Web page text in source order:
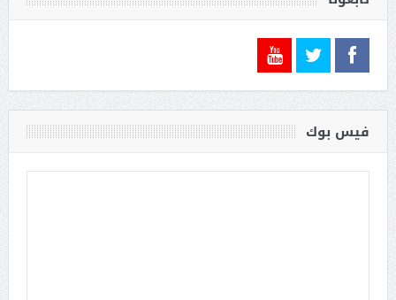
فيس بوك